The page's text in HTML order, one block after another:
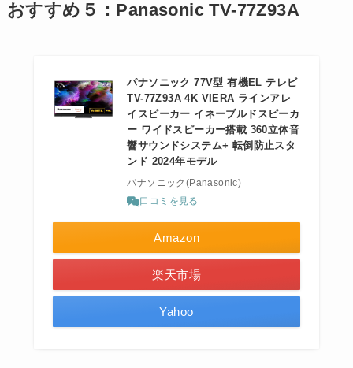
おすすめ５：Panasonic TV-77Z93A
パナソニック 77V型 有機EL テレビ
TV-77Z93A 4K VIERA ラインアレ
イスピーカー イネーブルドスピーカ
ー ワイドスピーカー搭載 360立体音
響サウンドシステム+ 転倒防止スタ
ンド 2024年モデル
パナソニック(Panasonic)
口コミを見る
Amazon
楽天市場
Yahoo